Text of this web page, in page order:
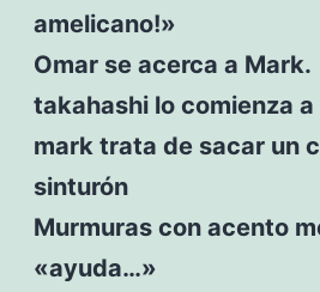
amelicano!»
Omar se acerca a Mark.
takahashi lo comienza a
mark trata de sacar un
sinturón
Murmuras con acento
«ayuda…»